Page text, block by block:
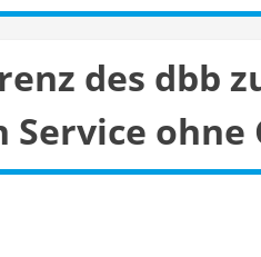
des dbb
Service ohne